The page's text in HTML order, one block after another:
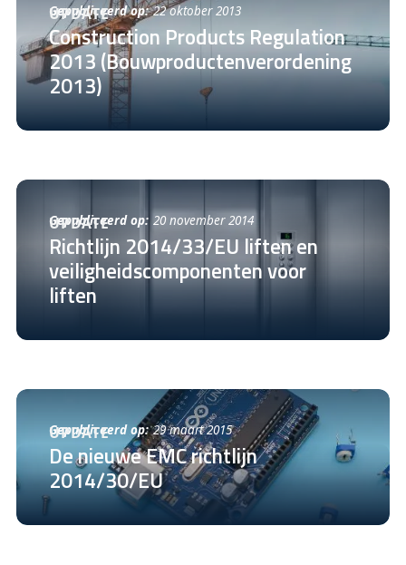
Gepubliceerd op: 22 oktober 2013
UPDATE
Construction Products Regulation
2013 (Bouwproductenverordening
2013)
Gepubliceerd op: 20 november 2014
UPDATE
Richtlijn 2014/33/EU liften en
veiligheidscomponenten voor
liften
Gepubliceerd op: 29 maart 2015
UPDATE
De nieuwe EMC richtlijn
2014/30/EU